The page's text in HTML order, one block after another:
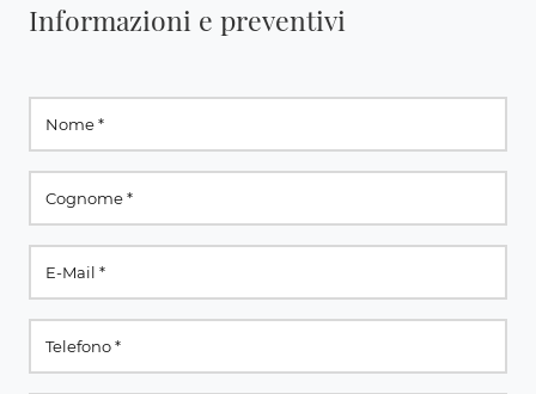
Informazioni e preventivi